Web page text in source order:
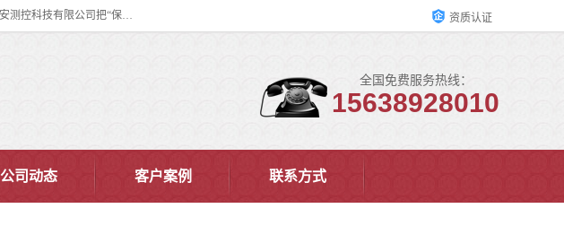
河南力安测控科技有限公司专注提供智慧消防管理系统,智慧消防系统,智慧消防云平台等设备能源管理大数据服务。河南力安测控科技有限公司把“保障设备运行安全可控,让设备管理变得简单”确定为力安的历史使命。 资质认证
全国免费服务热线：
15638928010
公司动态 客户案例 联系方式